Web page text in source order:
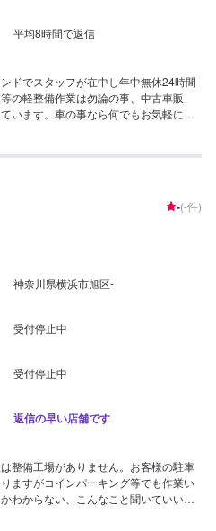
平均8時間で返信
ドでスタッフが在中し年中無休24時間
の軽整備作業は勿論の事、中古車販
います。車の事なら何でもお気軽にご
-(-件)
神奈川県横浜市旭区-
受付停止中
受付停止中
返信の早い店舗です
整備工場がありません。お客様の駐車
ますがコインパーキング等でも作業い
わからない、こんなこと聞いていいの